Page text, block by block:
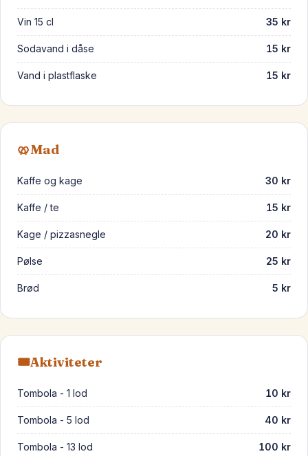
Vin 15 cl 35 kr
Sodavand i dåse 15 kr
Vand i plastflaske 15 kr
🥨Mad
Kaffe og kage 30 kr
Kaffe / te 15 kr
Kage / pizzasnegle 20 kr
Pølse 25 kr
Brød 5 kr
🎟️Aktiviteter
Tombola - 1 lod 10 kr
Tombola - 5 lod 40 kr
Tombola - 13 lod 100 kr